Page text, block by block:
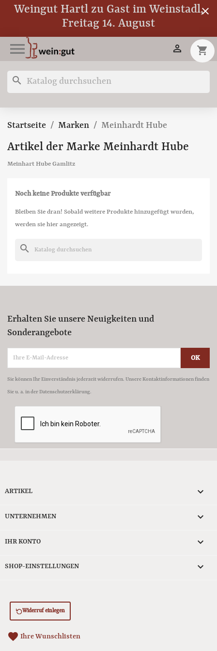
Weingut Hartl zu Gast im Weinstadl,
Freitag 14. August
close
 shopping_cart

search
Startseite Marken Meinhardt Hube
Artikel der Marke Meinhardt Hube
Meinhart Hube Gamlitz
Noch keine Produkte verfügbar
Bleiben Sie dran! Sobald weitere Produkte hinzugefügt wurden,
werden sie hier angezeigt.
search
Erhalten Sie unsere Neuigkeiten und
Sonderangebote
Sie können Ihr Einverständnis jederzeit widerrufen. Unsere Kontaktinformationen finden
Sie u. a. in der Datenschutzerklärung.
ARTIKEL 
UNTERNEHMEN 
IHR KONTO 
SHOP-EINSTELLUNGEN keyboard_arrow_down
Widerruf einlegen
favorite Ihre Wunschlisten